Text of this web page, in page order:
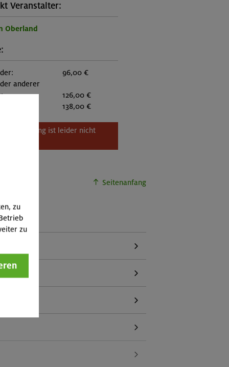
Veranstalter:
Oberland
96,00 €
anderer
126,00 €
138,00 €
ist leider nicht
Seitenanfang
zu
zu